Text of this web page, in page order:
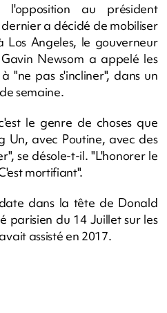
au président
a décidé de mobiliser
Los Angeles, le gouverneur
Newsom a appelé les
"ne pas s'incliner", dans un
semaine.
le genre de choses que
Un, avec Poutine, avec des
se désole-t-il. "L'honorer le
mortifiant".
dans la tête de Donald
parisien du 14 Juillet sur les
assisté en 2017.